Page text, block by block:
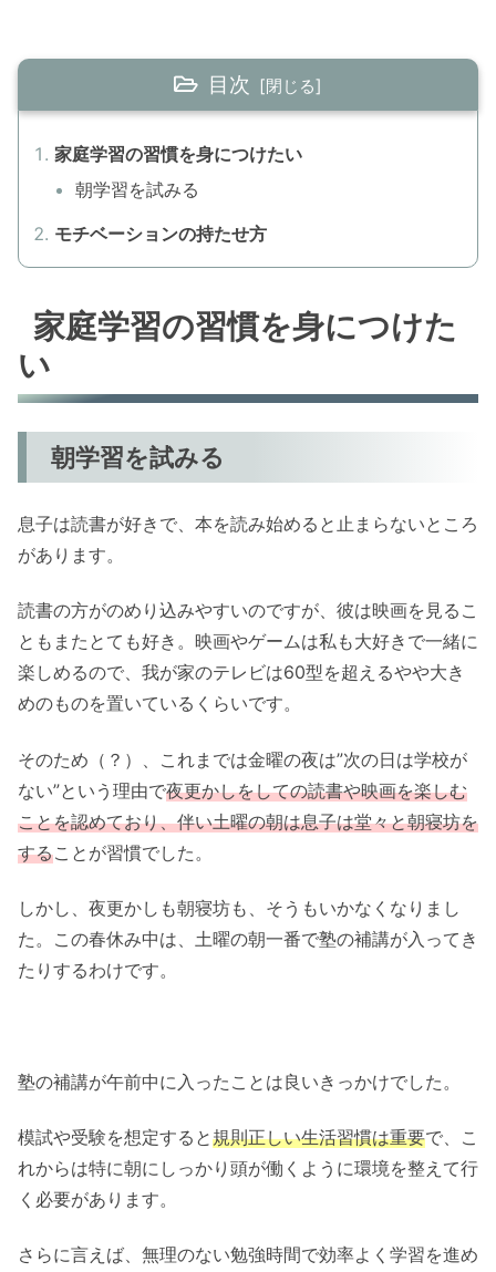
目次
家庭学習の習慣を身につけたい
朝学習を試みる
モチベーションの持たせ方
家庭学習の習慣を身につけた
い
朝学習を試みる
息子は読書が好きで、本を読み始めると止まらないところ
があります。
読書の方がのめり込みやすいのですが、彼は映画を見るこ
ともまたとても好き。映画やゲームは私も大好きで一緒に
楽しめるので、我が家のテレビは60型を超えるやや大き
めのものを置いているくらいです。
そのため（？）、これまでは金曜の夜は”次の日は学校が
ない”という理由で夜更かしをしての読書や映画を楽しむ
ことを認めており、伴い土曜の朝は息子は堂々と朝寝坊を
することが習慣でした。
しかし、夜更かしも朝寝坊も、そうもいかなくなりまし
た。この春休み中は、土曜の朝一番で塾の補講が入ってき
たりするわけです。
塾の補講が午前中に入ったことは良いきっかけでした。
模試や受験を想定すると規則正しい生活習慣は重要で、こ
れからは特に朝にしっかり頭が働くように環境を整えて行
く必要があります。
さらに言えば、無理のない勉強時間で効率よく学習を進め